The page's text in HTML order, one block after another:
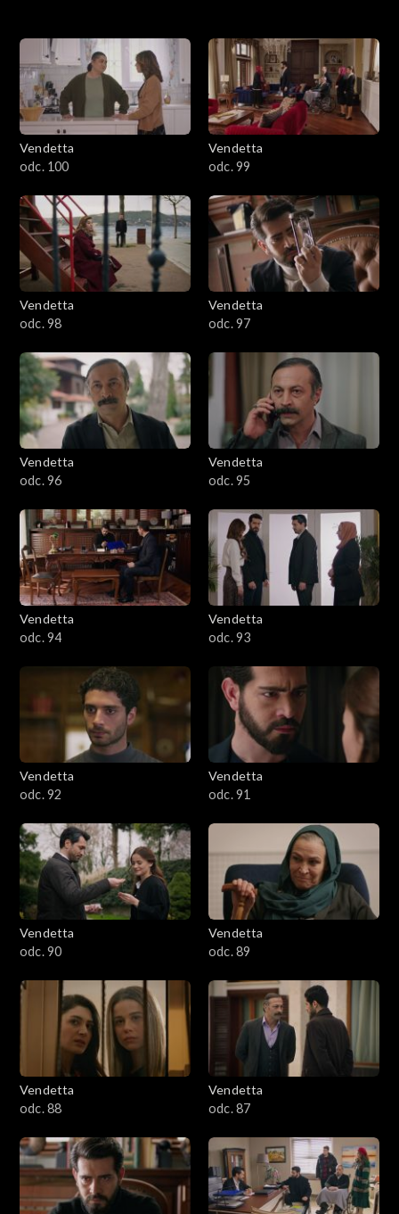
Sezon 2
Sezon 1
Vendetta
odc. 100
Vendetta
odc. 99
Vendetta
odc. 98
Vendetta
odc. 97
Vendetta
odc. 96
Vendetta
odc. 95
Vendetta
odc. 94
Vendetta
odc. 93
Vendetta
odc. 92
Vendetta
odc. 91
Vendetta
odc. 90
Vendetta
odc. 89
Vendetta
odc. 88
Vendetta
odc. 87